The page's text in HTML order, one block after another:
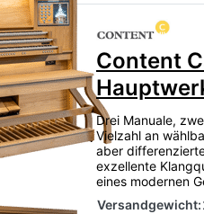
Content
Drei Manuale,
Vielzahl an
aber
exzellente
eines modernen
Versandgewicht: